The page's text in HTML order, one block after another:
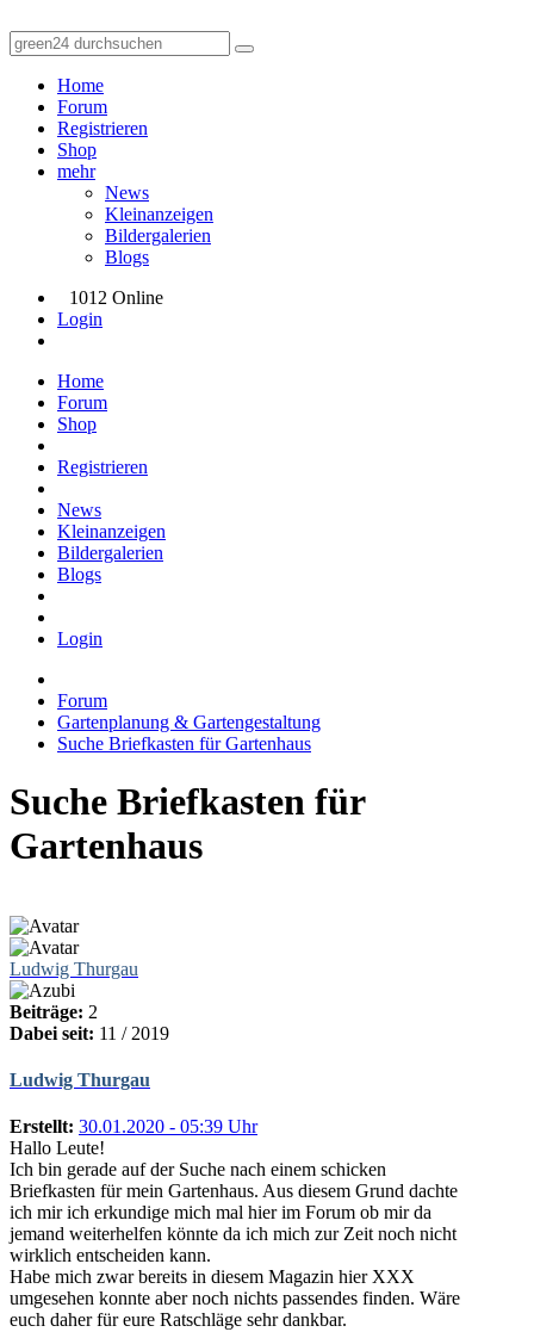
Home
Forum
Registrieren
Shop
mehr
News
Kleinanzeigen
Bildergalerien
Blogs
1012 Online
Login
Home
Forum
Shop
Registrieren
News
Kleinanzeigen
Bildergalerien
Blogs
Login
Forum
Gartenplanung & Gartengestaltung
Suche Briefkasten für Gartenhaus
Suche Briefkasten für
Gartenhaus
Ludwig Thurgau
Beiträge: 2
Dabei seit: 11 / 2019
Ludwig Thurgau
Erstellt: 30.01.2020 - 05:39 Uhr
Hallo Leute!
Ich bin gerade auf der Suche nach einem schicken
Briefkasten für mein Gartenhaus. Aus diesem Grund dachte
ich mir ich erkundige mich mal hier im Forum ob mir da
jemand weiterhelfen könnte da ich mich zur Zeit noch nicht
wirklich entscheiden kann.
Habe mich zwar bereits in diesem Magazin hier XXX
umgesehen konnte aber noch nichts passendes finden. Wäre
euch daher für eure Ratschläge sehr dankbar.